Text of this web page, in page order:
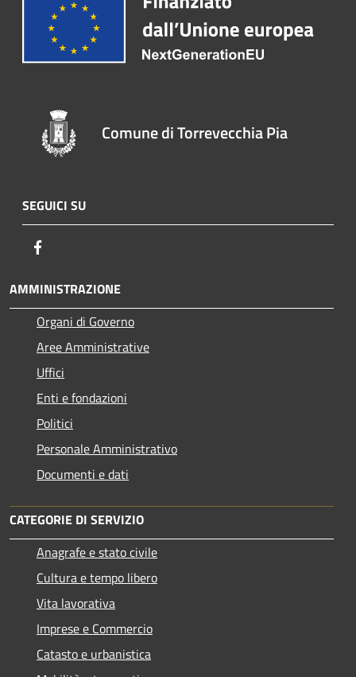
Comune di Torrevecchia Pia
SEGUICI SU
AMMINISTRAZIONE
Organi di Governo
Aree Amministrative
Uffici
Enti e fondazioni
Politici
Personale Amministrativo
Documenti e dati
CATEGORIE DI SERVIZIO
Anagrafe e stato civile
Cultura e tempo libero
Vita lavorativa
Imprese e Commercio
Catasto e urbanistica